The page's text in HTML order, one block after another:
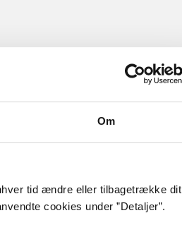
Om
tid ændre eller tilbagetrække dit
cookies under ”Detaljer”.